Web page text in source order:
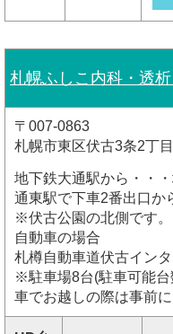
札幌ふしこ内科・透
〒007-0863
札幌市東区伏古3条2丁
地下鉄大通駅から・・
通東駅で下車2番出口か
※伏古公園の北側です。
自動車の場合
札樽自動車道伏古イン
※駐車場8台(駐車可能
車でお越しの際は事前